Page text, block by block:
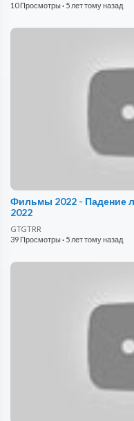
10 Просмотры· 5 лет тому назад
Фильмы 2022 - Падение
2022
GTGTRR
39 Просмотры· 5 лет тому назад